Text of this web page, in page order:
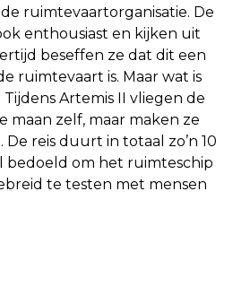
ruimtevaartorganisatie. De
enthousiast en kijken uit
beseffen ze dat dit een
ruimtevaart is. Maar wat is
Artemis II vliegen de
maan zelf, maar maken ze
reis duurt in totaal zo’n 10
bedoeld om het ruimteschip
te testen met mensen